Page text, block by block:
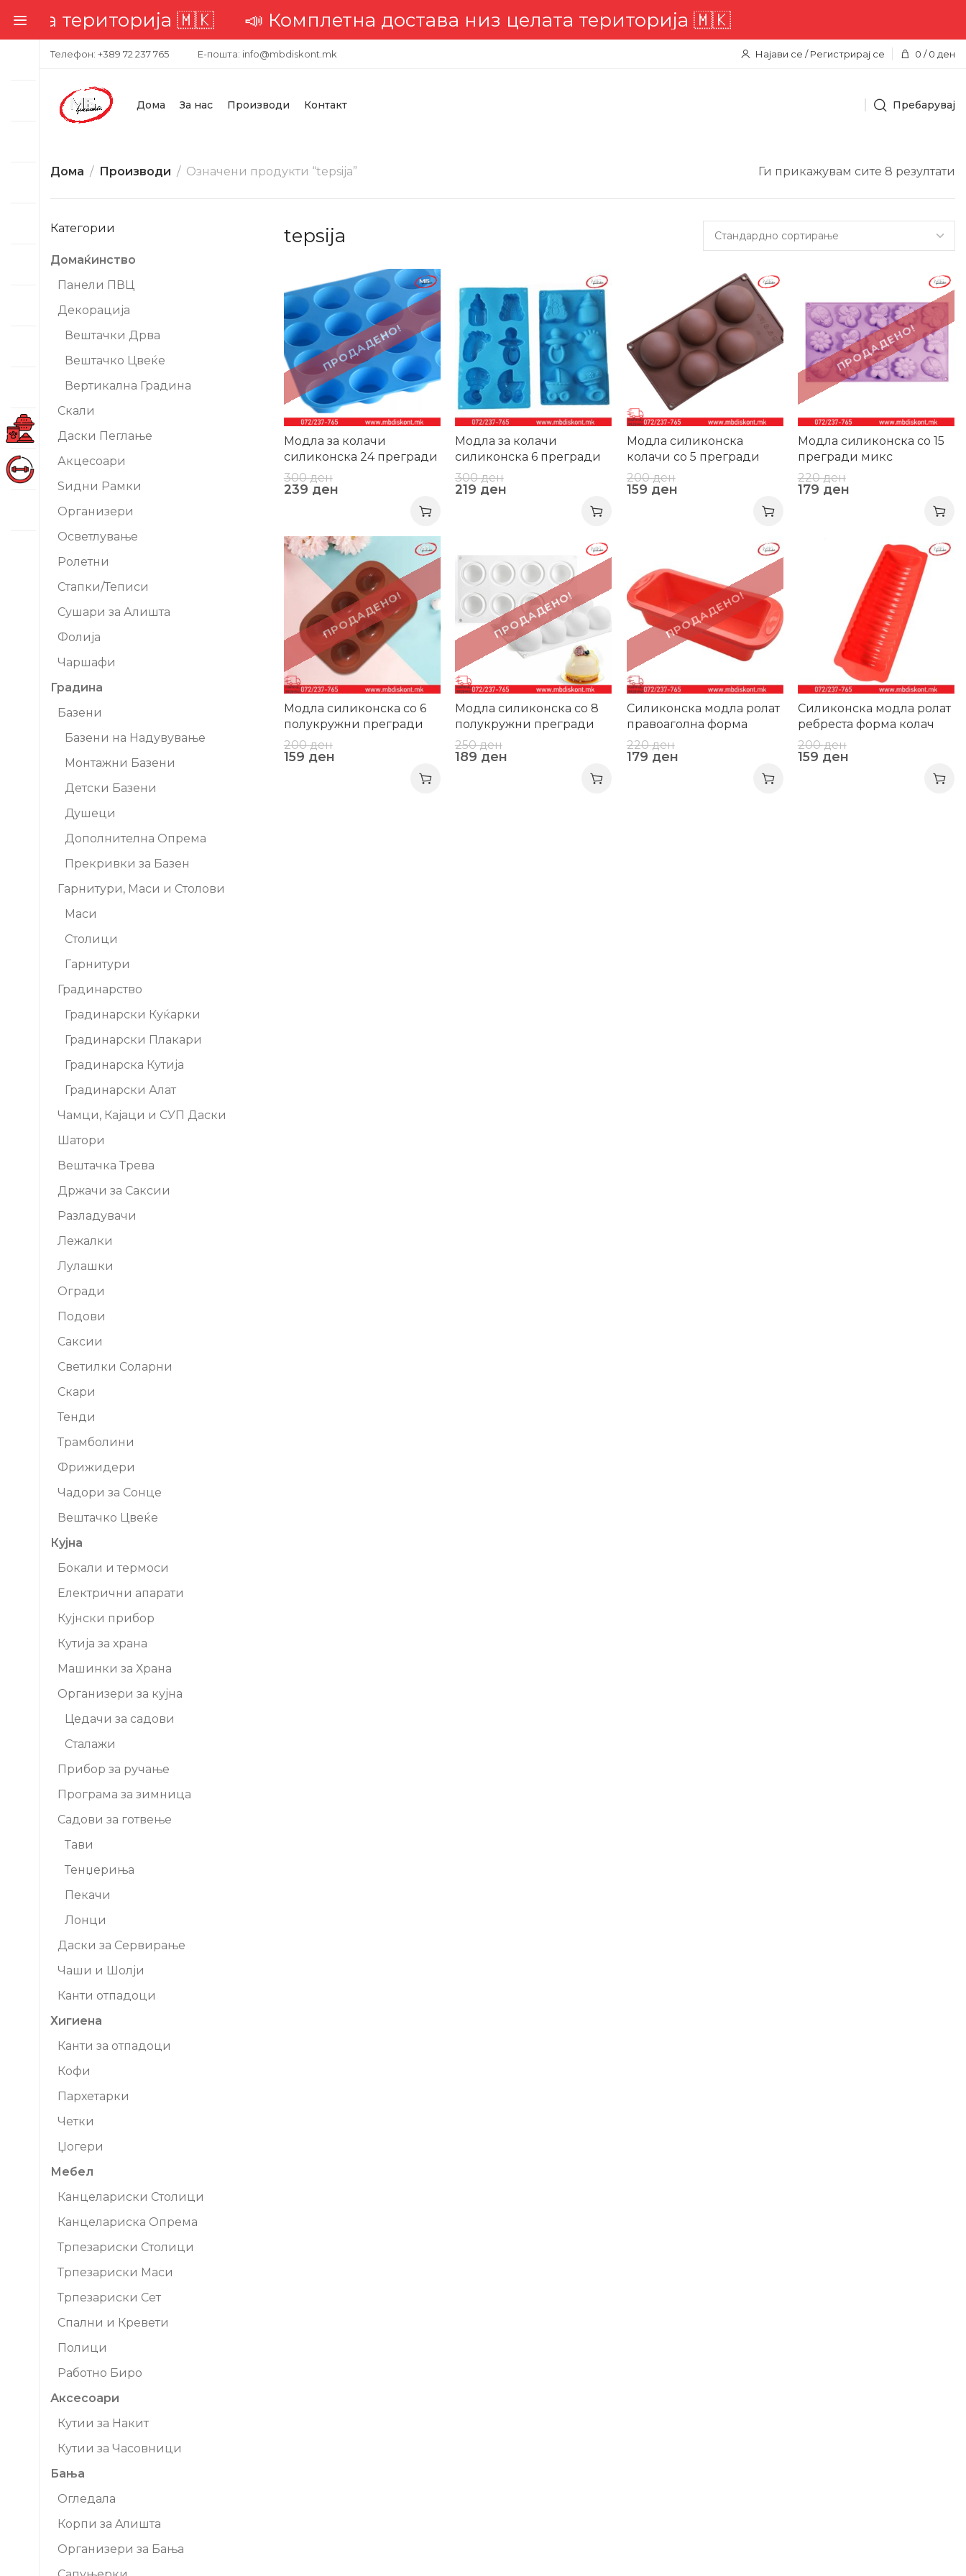
територија 🇲🇰📣 Комплетна достава низ целата територија 🇲🇰
Телефон: +389 72 237 765 Е-пошта: info@mbdiskont.mk Најави се / Регистрирај се 0 / 0 ден
Дома За нас Производи Контакт Пребарувај
Дома Производи Означени продукти “tepsija” Ги прикажувам сите 8 резултати
Категории
Домаќинство
Панели ПВЦ
Декорација
Вештачки Дрва
Вештачко Цвеќе
Вертикална Градина
Скали
Даски Пеглање
Акцесоари
Ѕидни Рамки
Организери
Осветлување
Ролетни
Стапки/Теписи
Сушари за Алишта
Фолија
Чаршафи
Градина
Базени
Базени на Надувување
Монтажни Базени
Детски Базени
Душеци
Дополнителна Опрема
Прекривки за Базен
Гарнитури, Маси и Столови
Маси
Столици
Гарнитури
Градинарство
Градинарски Куќарки
Градинарски Плакари
Градинарска Кутија
Градинарски Алат
Чамци, Кајаци и СУП Даски
Шатори
Вештачка Трева
Држачи за Саксии
Разладувачи
Лежалки
Лулашки
Огради
Подови
Саксии
Светилки Соларни
Скари
Тенди
Трамболини
Фрижидери
Чадори за Сонце
Вештачко Цвеќе
Кујна
Бокали и термоси
Електрични апарати
Кујнски прибор
Кутија за храна
Машинки за Храна
Организери за кујна
Цедачи за садови
Сталажи
Прибор за ручање
Програма за зимница
Садови за готвење
Тави
Тенџериња
Пекачи
Лонци
Даски за Сервирање
Чаши и Шолји
Канти отпадоци
Хигиена
Канти за отпадоци
Кофи
Пархетарки
Четки
Џогери
Мебел
Канцелариски Столици
Канцелариска Опрема
Трпезариски Столици
Трпезариски Маси
Трпезариски Сет
Спални и Кревети
Полици
Работно Биро
Аксесоари
Кутии за Накит
Кутии за Часовници
Бања
Огледала
Корпи за Aлишта
Организери за Бања
tepsija
ПРОДАДЕНО!
Модла за колачи
силиконска 24 прегради
тепсија
300ден
239 ден
Модла за колачи
силиконска 6 прегради
тепсија бебе микс
300ден
219 ден
Модла силиконска
колачи со 5 прегради
кржни
200ден
159 ден
ПРОДАДЕНО!
Модла силиконска со 15
прегради микс
220ден
179 ден
ПРОДАДЕНО!
-21%
Модла силиконска со 6
полукружни прегради
200ден
159 ден
ПРОДАДЕНО!
Модла силиконска со 8
полукружни прегради
250ден
189 ден
ПРОДАДЕНО!
Силиконска модла ролат
правоаголна форма
колач торта тепсија
220ден
179 ден
Силиконска модла ролат
ребреста форма колач
торта
200ден
159 ден